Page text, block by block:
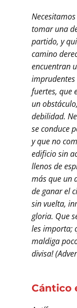
tomar una
partido, y
camino
encuentran
imprudentes
fuertes, que
un
debilidad.
se conduce
y que no
edificio sin
llenos de
más que un
de ganar el
sin vuelta,
gloria. Que
les importa;
maldiga
divisa!
Cántico